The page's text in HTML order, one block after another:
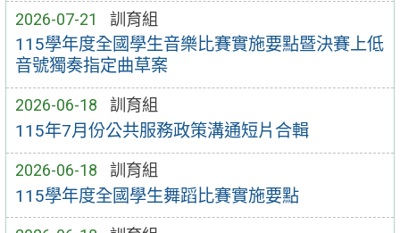
2026-07-21 訓育組
115學年度全國學生音樂比賽實施要點暨決賽上低
音號獨奏指定曲草案
2026-06-18 訓育組
115年7月份公共服務政策溝通短片合輯
2026-06-18 訓育組
115學年度全國學生舞蹈比賽實施要點